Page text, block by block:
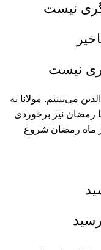
نیست
نیست
مى‏‌بینیم. مولانا به
رمضان نیز برخوردى
ماه رمضان شروع